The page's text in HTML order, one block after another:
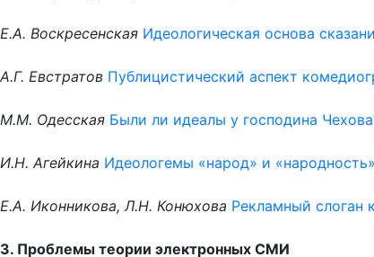
Е.А. Воскресенская Идеологическая основа
А.Г. Евстратов Публицистический аспект
М.М. Одесская Были ли идеалы у господина
И.Н. Агейкина Идеологемы «народ» и
Е.А. Иконникова, Л.Н. Конюхова Рекламный слоган
3. Проблемы теории электронных СМИ